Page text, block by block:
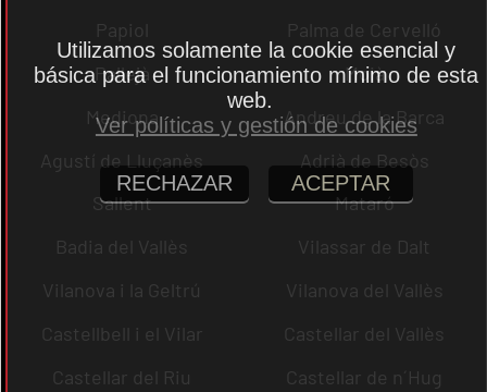
Papiol
Palma de Cervelló
Pallejà
Moià
Mediona
Andreu de la Barca
Agustí de Lluçanès
Adrià de Besòs
Sallent
Mataró
Badia del Vallès
Vilassar de Dalt
Vilanova i la Geltrú
Vilanova del Vallès
Castellbell i el Vilar
Castellar del Vallès
Castellar del Riu
Castellar de n´Hug
Utilizamos solamente la cookie esencial y
básica para el funcionamiento mínimo de esta
web.
Ver políticas y gestión de cookies
RECHAZAR ACEPTAR